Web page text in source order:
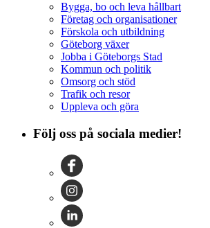
Bygga, bo och leva hållbart
Företag och organisationer
Förskola och utbildning
Göteborg växer
Jobba i Göteborgs Stad
Kommun och politik
Omsorg och stöd
Trafik och resor
Uppleva och göra
Följ oss på sociala medier!